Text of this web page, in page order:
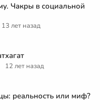
Чакры в социальной
13 лет назад
12 лет назад
реальность или миф?